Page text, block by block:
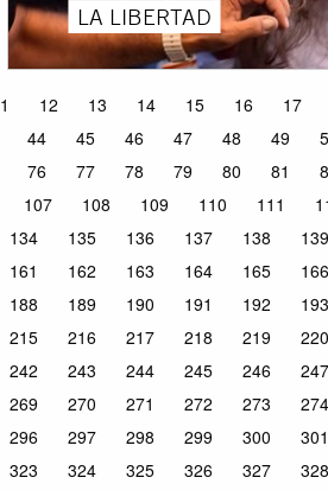
LA LIBERTAD
12 13 14 15 16 17
44 45 46 47 48 49
76 77 78 79 80 81
107 108 109 110 111
134 135 136 137 138 139
161 162 163 164 165 166
188 189 190 191 192 193
215 216 217 218 219 220
242 243 244 245 246 247
269 270 271 272 273 274
296 297 298 299 300 301
323 324 325 326 327 328